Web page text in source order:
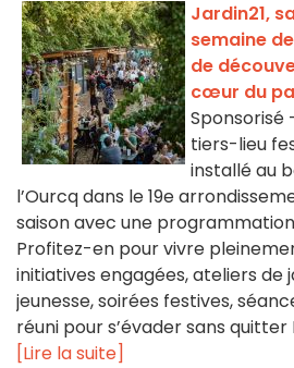
Jardin21,
semaine
de
cœur du
Sponsorisé
tiers-lieu
installé au
l’Ourcq dans le 19e
saison avec une
Profitez-en pour vivre
initiatives engagées, ateliers de
jeunesse, soirées festives,
réuni pour s’évader sans quitter
[Lire la suite]